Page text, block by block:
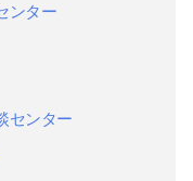
ンター
センター